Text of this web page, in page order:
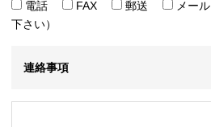
電話 FAX 郵送 メール
下さい）
連絡事項